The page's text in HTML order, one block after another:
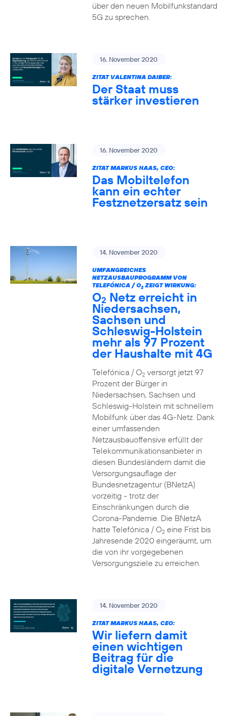
über den neuen Mobilfunkstandard
5G zu sprechen.
16. November 2020
ZITAT VALENTINA DAIBER:
Der Staat muss
stärker investieren
16. November 2020
ZITAT MARKUS HAAS, CEO:
Das Mobiltelefon
kann ein echter
Festznetzersatz sein
14. November 2020
UMFANGREICHES
NETZAUSBAUPROGRAMM VON
TELEFÓNICA / O2ZEIGT WIRKUNG:
O2 Netz erreicht in
Niedersachsen,
Sachsen und
Schleswig-Holstein
mehr als 97 Prozent
der Haushalte mit 4G
Telefónica / O2versorgt jetzt 97
Prozent der Bürger in
Niedersachsen, Sachsen und
Schleswig-Holstein mit schnellem
Mobilfunk über das 4G-Netz. Dank
einer umfassenden
Netzausbauoffensive erfüllt der
Telekommunikationsanbieter in
diesen Bundesländern damit die
Versorgungsauflage der
Bundesnetzagentur (BNetzA)
vorzeitig - trotz der
Einschränkungen durch die
Corona-Pandemie. Die BNetzA
hatte Telefónica / O2eine Frist bis
Jahresende 2020 eingeräumt, um
die von ihr vorgegebenen
Versorgungsziele zu erreichen.
14. November 2020
ZITAT MARKUS HAAS, CEO:
Wir liefern damit
einen wichtigen
Beitrag für die
digitale Vernetzung